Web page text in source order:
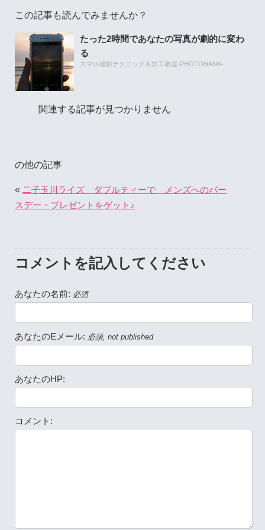
この記事も読んでみませんか？
たった2時間であなたの写真が劇的に変わ
る
スマホ撮影テクニック＆加工教室-PHOTONANA-
関連する記事が見つかりません
の他の記事
« 二子玉川ライズ ダブルティーで メンズへのバー
スデー・プレゼントをゲット♪
コメントを記入してください
あなたの名前: 必須
あなたのEメール: 必須, not published
あなたのHP:
コメント: